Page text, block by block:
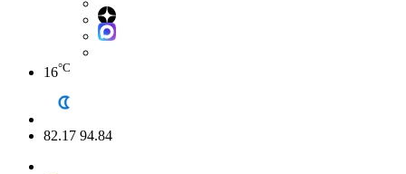
16°C
82.17 94.84